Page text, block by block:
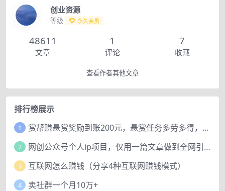
创业资源
等级 永久会员
48611
文章
1
评论
7
收藏
查看作者其他文章
排行榜展示
1 赏帮赚悬赏奖励到账200元，悬赏任务多劳多得，人人可做。
2 网创公众号个人ip项目，仅用一篇文章做到全网引流！
3 互联网怎么赚钱（分享4种互联网赚钱模式）
4 卖社群一个月10万+